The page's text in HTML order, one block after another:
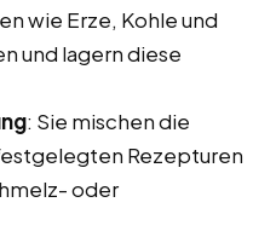
wie Erze, Kohle und
und lagern diese
: Sie mischen die
Rezepturen
oder